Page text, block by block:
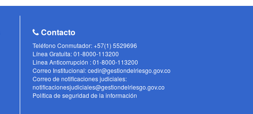
Contacto
Teléfono Conmutador: +57(1) 5529696
Línea Gratuita: 01-8000-113200
Linea Anticorrupción : 01-8000-113200
Correo Institucional: cedir@gestiondelriesgo.gov.co
Correo de notificaciones judiciales:
notificacionesjudiciales@gestiondelriesgo.gov.co
Política de seguridad de la información